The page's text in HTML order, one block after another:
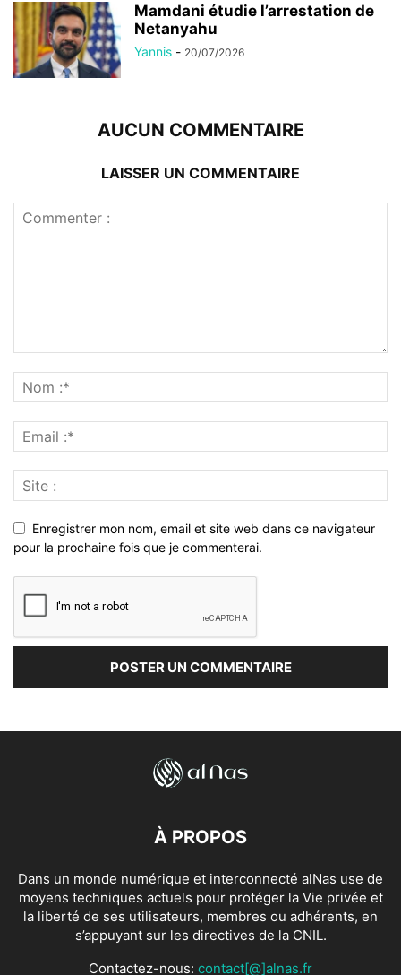
Mamdani étudie l’arrestation de
Netanyahu
Yannis - 20/07/2026
AUCUN COMMENTAIRE
LAISSER UN COMMENTAIRE
Enregistrer mon nom, email et site web dans ce navigateur
pour la prochaine fois que je commenterai.
À PROPOS
Dans un monde numérique et interconnecté alNas use de
moyens techniques actuels pour protéger la Vie privée et
la liberté de ses utilisateurs, membres ou adhérents, en
s’appuyant sur les directives de la CNIL.
Contactez-nous: contact[@]alnas.fr